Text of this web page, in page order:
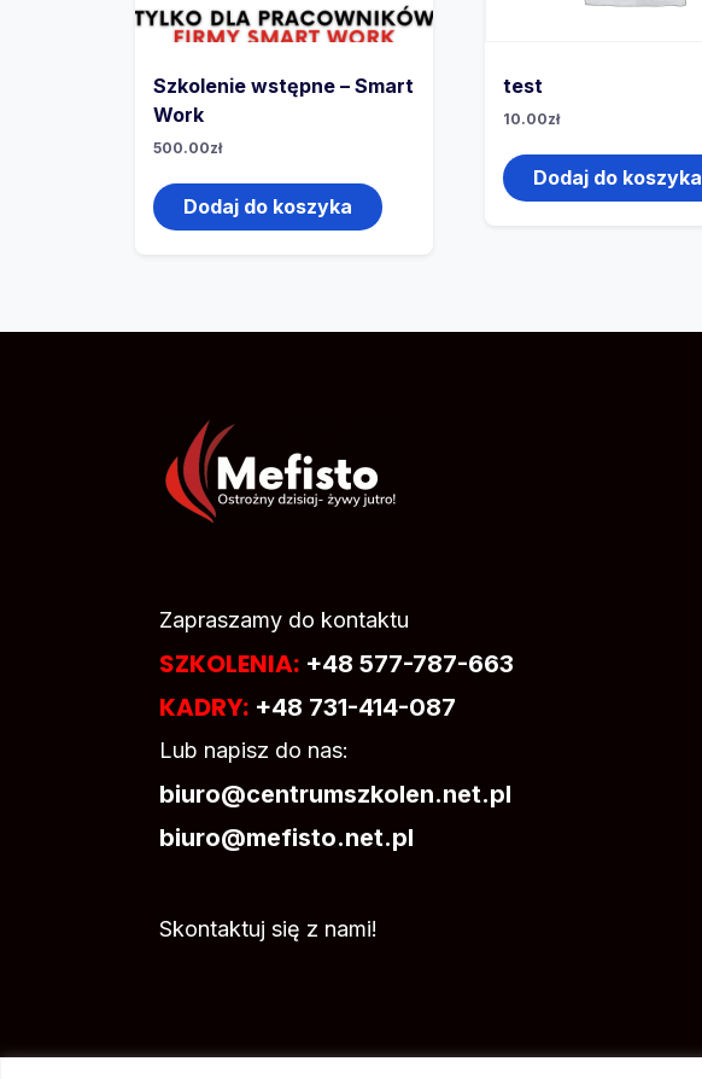
Szkolenie wstępne – Smart
Work
500.00zł
Dodaj do koszyka
test
10.00zł
Dodaj do koszyka
Zapraszamy do kontaktu
SZKOLENIA: +48 577-787-663
KADRY: +48 731-414-087
Lub napisz do nas:
biuro@centrumszkolen.net.pl
biuro@mefisto.net.pl
Skontaktuj się z nami!